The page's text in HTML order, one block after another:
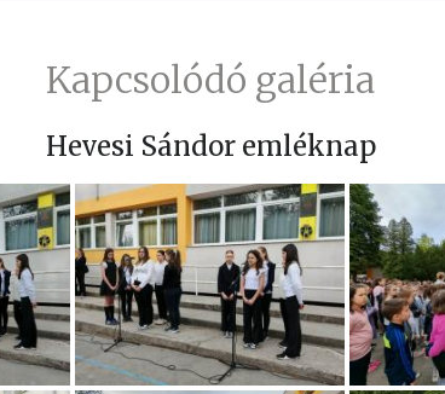
Kapcsolódó galéria
Hevesi Sándor emléknap